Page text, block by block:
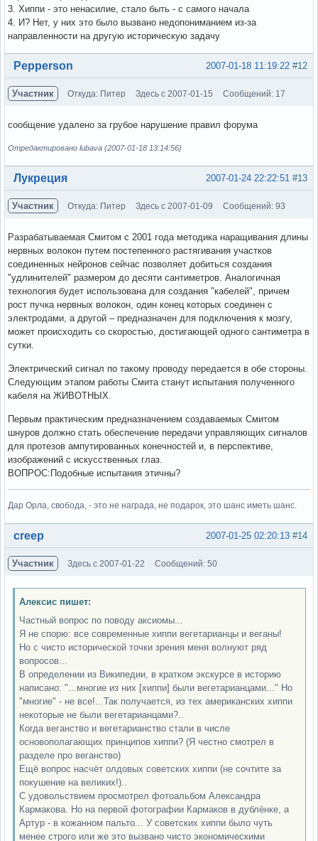
3. Хиппи - это ненасилие, стало быть - с самого начала
4. И? Нет, у них это было вызвано недопониманием из-за
направленности на другую историческую задачу
Вне форума #12
2007-01-18 11:19:22
Pepperson
Участник Откуда: Питер Здесь с 2007-01-15 Сообщений: 17
сообщение удалено за грубое нарушение правил форума
Отредактировано lubava (2007-01-18 13:14:56)
Вне форума #13
2007-01-24 22:22:51
Лукреция
Участник Откуда: Питер Здесь с 2007-01-09 Сообщений: 93
Разрабатываемая Смитом с 2001 года методика наращивания длины
нервных волокон путем постепенного растягивания участков
соединенных нейронов сейчас позволяет добиться создания
"удлинителей" размером до десяти сантиметров. Аналогичная
технология будет использована для создания "кабелей", причем
рост пучка нервных волокон, один конец которых соединен с
электродами, а другой – предназначен для подключения к мозгу,
может происходить со скоростью, достигающей одного сантиметра в
сутки.
Электрический сигнал по такому проводу передается в обе стороны.
Следующим этапом работы Смита станут испытания полученного
кабеля на ЖИВОТНЫХ.
Первым практическим предназначением создаваемых Смитом
шнуров должно стать обеспечение передачи управляющих сигналов
для протезов ампутированных конечностей и, в перспективе,
изображений с искусственных глаз.
ВОПРОС:Подобные испытания этичны?
Дар Орла, свобода, - это не награда, не подарок, это шанс иметь шанс.
Вне форума #14
2007-01-25 02:20:13
creep
Участник Здесь с 2007-01-22 Сообщений: 50
Алексис пишет:
Частный вопрос по поводу аксиомы...
Я не спорю: все современные хиппи вегетарианцы и веганы!
Но с чисто исторической точки зрения меня волнуют ряд
вопросов...
В определении из Википедии, в кратком экскурсе в историю
написано: "...многие из них [хиппи] были вегетарианцами..." Но
"многие" - не все!...Так получается, из тех американских хиппи
некоторые не были вегетарианцами?..
Когда веганство и вегетарианство стали в числе
основополагающих принципов хиппи? (Я честно смотрел в
разделе про веганство)
Ещё вопрос насчёт олдовых советских хиппи (не сочтите за
покушение на великих!)..
С удовольствием просмотрел фотоальбом Александра
Кармакова. Но на первой фотографии Кармаков в дублёнке, а
Артур - в кожанном пальто... У советских хиппи было чуть
менее строго или же это вызвано чисто экономическими